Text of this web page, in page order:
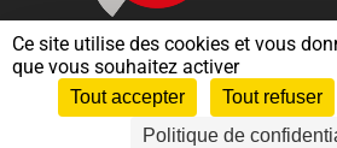
Ce site utilise des cookies et vous
que vous souhaitez activer
Tout accepter Tout refuser
Politique de
Nous contacter